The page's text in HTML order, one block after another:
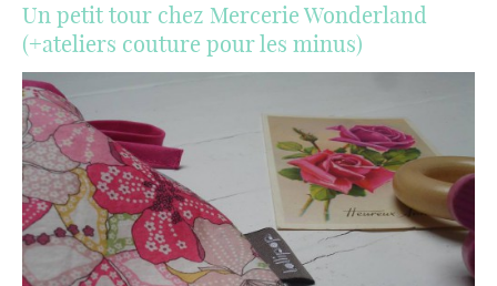
Un petit tour chez Mercerie Wonderland
(+ateliers couture pour les minus)